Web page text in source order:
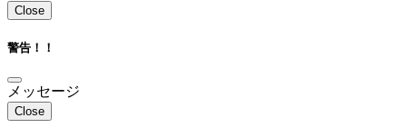
Close
警告！！
メッセージ
Close